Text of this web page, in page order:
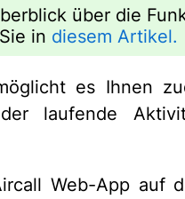
über die
in diesem Artikel.
es Ihnen
laufende
Web-App auf